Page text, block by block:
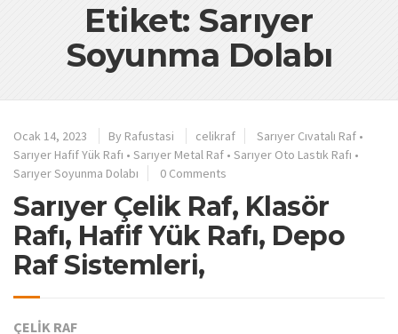
Etiket: Sarıyer
Soyunma Dolabı
Ocak 14, 2023 By Rafustasi celikraf Sarıyer Cıvatalı Raf •
Sarıyer Hafif Yük Rafı • Sarıyer Metal Raf • Sarıyer Oto Lastık Rafı •
Sarıyer Soyunma Dolabı
0 Comments
Sarıyer Çelik Raf, Klasör
Rafı, Hafif Yük Rafı, Depo
Raf Sistemleri,
ÇELİK RAF